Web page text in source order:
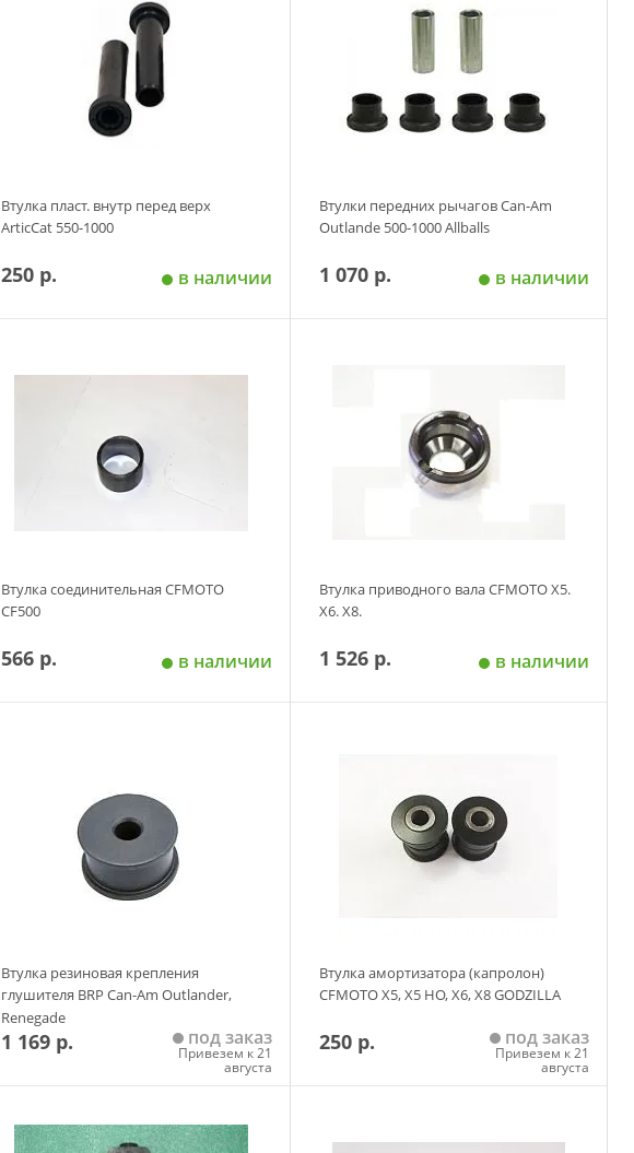
Втулка пласт. внутр перед верх
ArticCat 550-1000
250 р. в наличии
Втулки передних рычагов Can-Am
Outlande 500-1000 Allballs
1 070 р. в наличии
Втулка соединительная CFMOTO
CF500
566 р. в наличии
Втулка приводного вала CFMOTO X5.
X6. X8.
1 526 р. в наличии
Втулка резиновая крепления
глушителя BRP Can-Am Outlander,
Renegade
1 169 р. под заказ
Привезем к 21
августа
Добавить в корзину
Втулка амортизатора (капролон)
CFMOTO Х5, Х5 НО, Х6, Х8 GODZILLA
250 р. под заказ
Привезем к 21
августа